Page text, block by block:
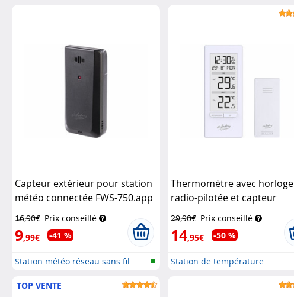
Capteur extérieur pour station
météo connectée FWS-750.app
16,90€ Prix conseillé
9,99€ -41 %
Station météo réseau sans fil
Thermomètre avec horloge
radio-pilotée et capteur
extérieur - coloris blanc
Infactory
29,90€ Prix conseillé
14,95€ -50 %
Station de température
TOP VENTE